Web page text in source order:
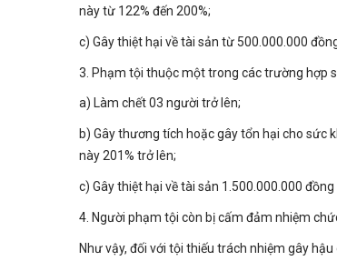
này từ 122% đến 200%;
c) Gây thiệt hại về tài sản từ 500.000.000
3. Phạm tội thuộc một trong các trường hợp
a) Làm chết 03 người trở lên;
b) Gây thương tích hoặc gây tổn hại cho
này 201% trở lên;
c) Gây thiệt hại về tài sản 1.500.000.000 đồng
4. Người phạm tội còn bị cấm đảm nhiệm
Như vậy, đối với tội thiếu trách nhiệm gây